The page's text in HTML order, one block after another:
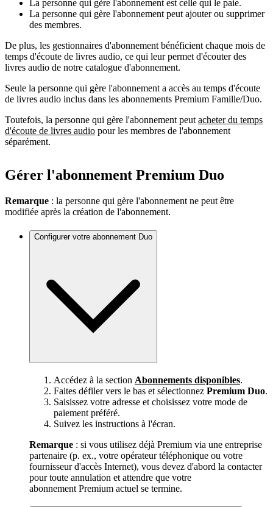
La personne qui gère l'abonnement est celle qui le paie.
La personne qui gère l'abonnement peut ajouter ou supprimer
des membres.
De plus, les gestionnaires d'abonnement bénéficient chaque mois de
temps d'écoute de livres audio, ce qui leur permet d'écouter des
livres audio de notre catalogue d'abonnement.
Seule la personne qui gère l'abonnement a accès au temps d'écoute
de livres audio inclus dans les abonnements Premium Famille/Duo.
Toutefois, la personne qui gère l'abonnement peut acheter du temps
d'écoute de livres audio pour les membres de l'abonnement
séparément.
Gérer l'abonnement Premium Duo
Remarque : la personne qui gère l'abonnement ne peut être
modifiée après la création de l'abonnement.
Configurer votre abonnement Duo
Accédez à la section Abonnements disponibles.
Faites défiler vers le bas et sélectionnez Premium Duo.
Saisissez votre adresse et choisissez votre mode de
paiement préféré.
Suivez les instructions à l'écran.
Remarque : si vous utilisez déjà Premium via une entreprise
partenaire (p. ex., votre opérateur téléphonique ou votre
fournisseur d'accès Internet), vous devez d'abord la contacter
pour toute annulation et attendre que votre
abonnement Premium actuel se termine.